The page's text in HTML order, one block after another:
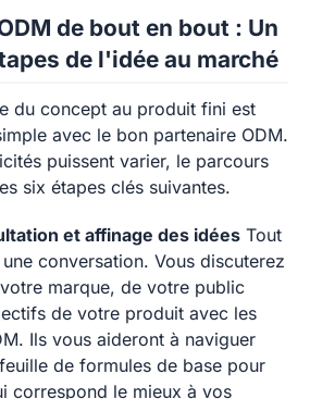
de bout en bout : Un
de l'idée au marché
du concept au produit fini est
avec le bon partenaire ODM.
puissent varier, le parcours
six étapes clés suivantes.
et affinage des idées Tout
conversation. Vous discuterez
marque, de votre public
de votre produit avec les
Ils vous aideront à naviguer
de formules de base pour
correspond le mieux à vos